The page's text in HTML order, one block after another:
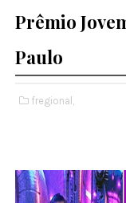
Prêmio
Paulo
fregional,